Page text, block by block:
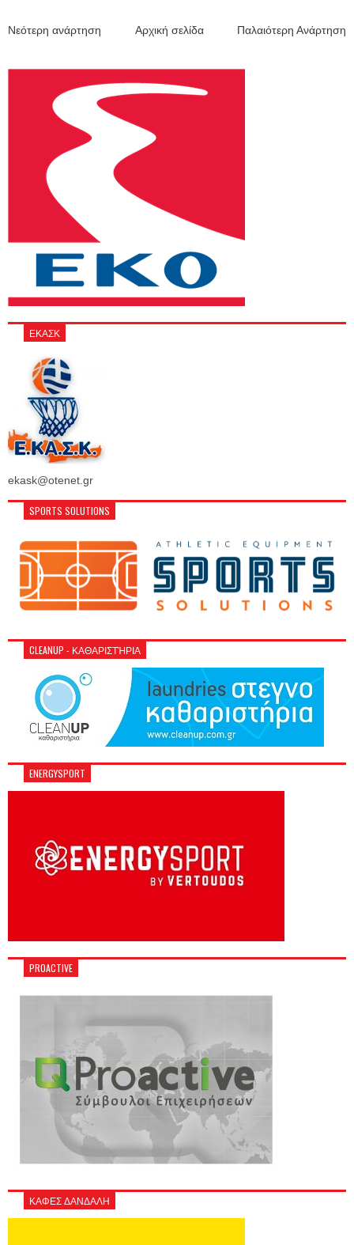
Νεότερη ανάρτηση Παλαιότερη Ανάρτηση
Αρχική σελίδα
ΕΚΑΣΚ
ekask@otenet.gr
SPORTS SOLUTIONS
CLEANUP - ΚΑΘΑΡΙΣΤΉΡΙΑ
ENERGYSPORT
PROACTIVE
ΚΑΦΕΣ ΔΑΝΔΑΛΗ